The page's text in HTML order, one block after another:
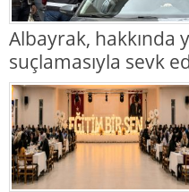
Albayrak,
suçlamasıyla sevk